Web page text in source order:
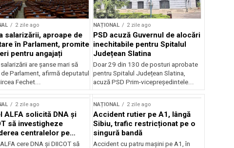
2 zile ago
salarizării, aproape de
în Parlament, promite
pentru angajați
are șanse mari să
Parlament, afirmă deputatul
Fechet...
NAȚIONAL 2 zile ago
PSD acuză Guvernul de alocări
inechitabile pentru Spitalul
Județean Slatina
Doar 29 din 130 de posturi aprobate
pentru Spitalul Județean Slatina,
acuză PSD Prim-vicepreședintele...
2 zile ago
ALFA solicită DNA și
să investigheze
centralelor pe
cere DNA și DIICOT să
NAȚIONAL 2 zile ago
Accident rutier pe A1, lângă
Sibiu, trafic restricționat pe o
singură bandă
Accident cu patru mașini pe A1, în